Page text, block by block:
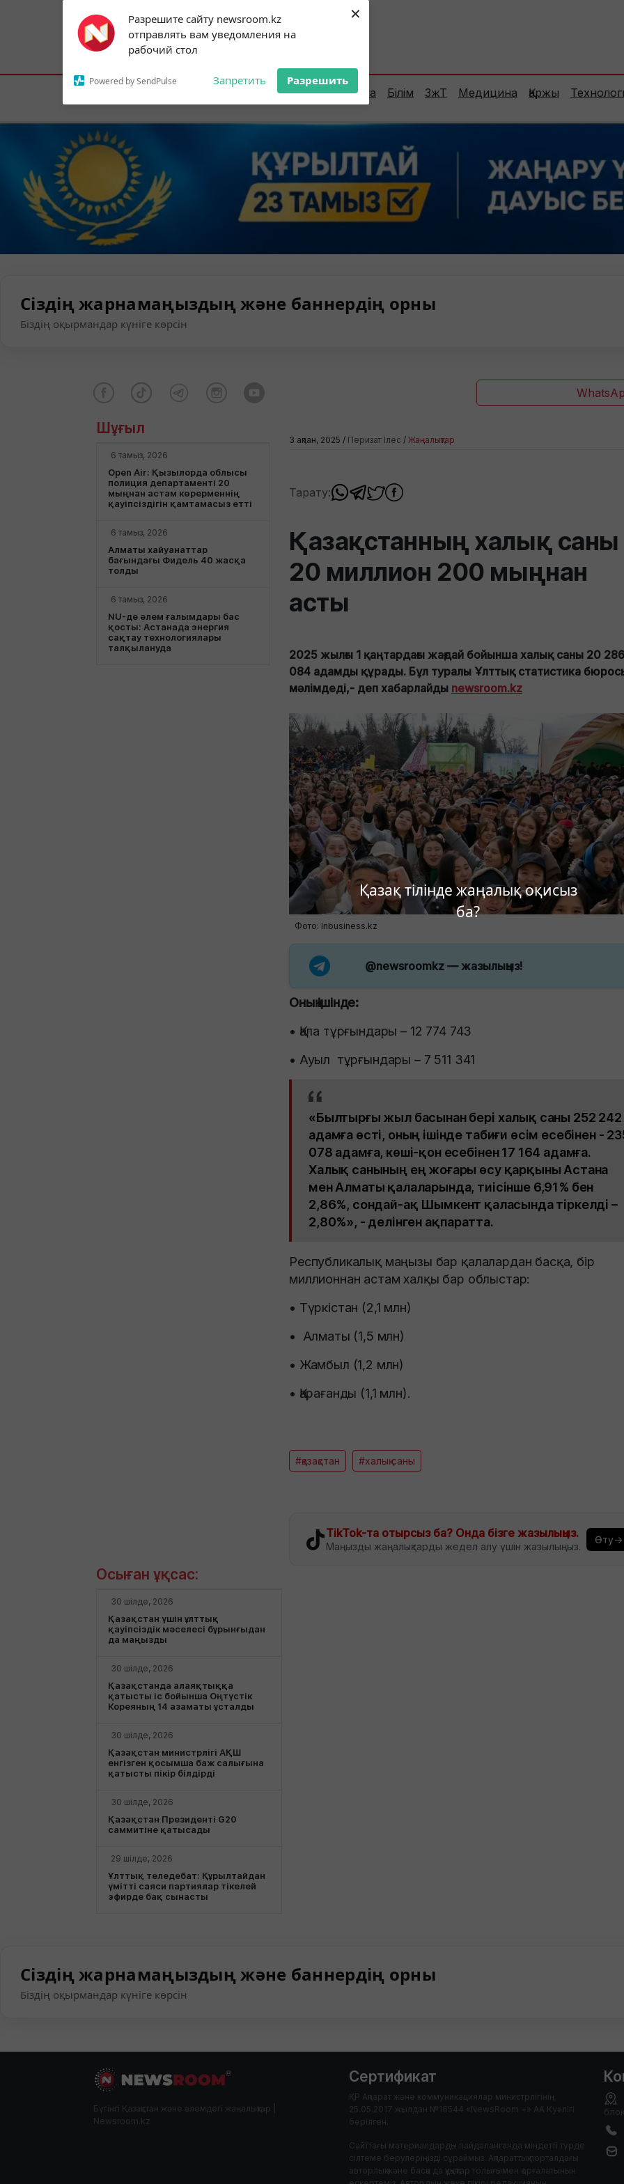
Разрешите сайту newsroom.kz
отправлять вам уведомления на
рабочий стол
Powered by SendPulse Запретить Разрешить
×
Қазақ тілінде жаңалық оқисыз
ба?
Subscribe to our
notifications!
To enable permission prompts, click on
the notification icon
Астана:18°C Алматы:22°C Шымкент:
Елорда Сараптама Білім ЗжТ Медицина Қаржы
Сіздің жарнамаңыздың және баннердің орны
Біздің оқырмандар күніге көрсін
Шұғыл
6 тамыз, 2026
Open Air: Қызылорда облысы
полиция департаменті 20
мыңнан астам көрерменнің
қауіпсіздігін қамтамасыз етті
6 тамыз, 2026
Алматы хайуанаттар
бағындағы Фидель 40 жасқа
толды
6 тамыз, 2026
NU-де әлем ғалымдары бас
қосты: Астанада энергия
сақтау технологиялары
талқылануда
3 ақпан, 2025 / Перизат Ілес / Жаңалықтар
Тарату:
Қазақстанның халық саны
20 миллион 200 мыңнан
асты
2025 жылғы 1 қаңтардағы жағдай бойынша халық саны 20 286
084 адамды құрады. Бұл туралы Ұлттық статистика
мәлімдеді,- деп хабарлайды newsroom.kz
Фото: Inbusiness.kz
@newsroomkz— жазылыңыз!
Оның ішінде:
• Қала тұрғындары – 12 774 743
• Ауыл тұрғындары – 7 511 341
«Былтырғы жыл басынан бері халық саны 252 242
адамға өсті, оның ішінде табиғи өсім есебінен -
078 адамға, көші-қон есебінен 17 164 адамға.
Халық санының ең жоғары өсу қарқыны Астана
мен Алматы қалаларында, тиісінше 6,91% бен
2,86%, сондай-ақ Шымкент қаласында тіркелді –
2,80%», - делінген ақпаратта.
Республикалық маңызы бар қалалардан басқа, бір
миллионнан астам халқы бар облыстар:
• Түркістан (2,1 млн)
• Алматы (1,5 млн)
• Жамбыл (1,2 млн)
• Қарағанды (1,1 млн).
#қазақстан #халық саны
TikTok-та отырсыз ба? Онда бізге жазылыңыз.
Маңызды жаңалықтарды жедел алу үшін жазылыңыз.
Өту→
Осыған ұқсас:
30 шілде, 2026
Қазақстан үшін ұлттық
қауіпсіздік мәселесі бұрынғыдан
да маңызды
30 шілде, 2026
Қазақстанда алаяқтыққа
қатысты іс бойынша Оңтүстік
Кореяның 14 азаматы ұсталды
30 шілде, 2026
Қазақстан министрлігі АҚШ
енгізген қосымша баж салығына
қатысты пікір білдірді
30 шілде, 2026
Қазақстан Президенті G20
саммитіне қатысады
29 шілде, 2026
Ұлттық теледебат: Құрылтайдан
үмітті саяси партиялар тікелей
эфирде бақ сынасты
Сіздің жарнамаңыздың және баннердің орны
Біздің оқырмандар күніге көрсін
Бүгінгі Қазақстан және әлемдегі жаңалықтар |
Newsroom.kz
Сертификат
ҚР Ақпарат және коммуникациялар министрлігінің
25.05.2017 жылдан №16544 «NewsRoom +» АА Куәлігі
берілген.
Сайттағы материалдарды пайдаланғанда міндетті түрде
сілтеме берулеріңізді сұраймыз. Ақпараттық порталдағы
авторлық және басқа да құқықтар толығымен қорғалатынын